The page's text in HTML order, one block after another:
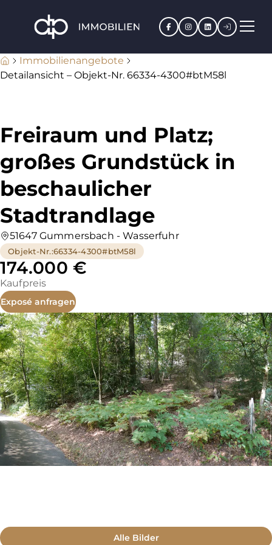
Facebook
Instagram
LinkedIn
Immobilienangebote
Detailansicht – Objekt-Nr. 66334-4300#btM58l
Freiraum und Platz;
großes Grundstück in
beschaulicher
Stadtrandlage
51647 Gummersbach - Wasserfuhr
Objekt-Nr.:66334-4300#btM58l
174.000 €
Kaufpreis
Exposé anfragen
Alle Bilder